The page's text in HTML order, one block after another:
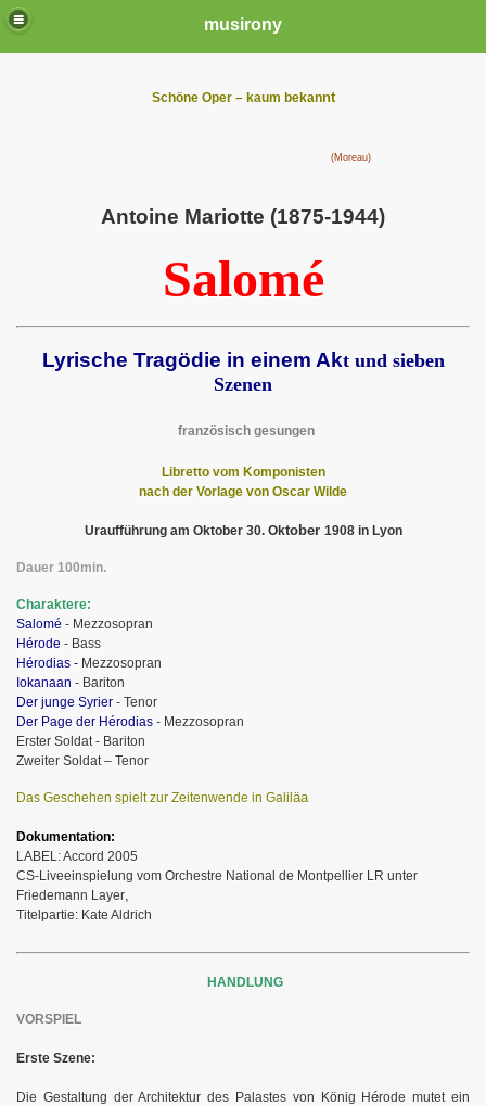
musirony
Schöne Oper – kaum bekannt
(Moreau)
Antoine Mariotte (1875-1944)
Salomé
Lyrische Tragödie in einem Akt und sieben
Szenen
französisch gesungen
Libretto vom Komponisten
nach der Vorlage von Oscar Wilde
Uraufführung am Oktober 30. Oktober 1908 in Lyon
Dauer 100min.
Charaktere:
Salomé - Mezzosopran
Hérode - Bass
Hérodias - Mezzosopran
Iokanaan - Bariton
Der junge Syrier - Tenor
Der Page der Hérodias - Mezzosopran
Erster Soldat - Bariton
Zweiter Soldat – Tenor
Das Geschehen spielt zur Zeitenwende in Galiläa
Dokumentation:
LABEL: Accord 2005
CS-Liveeinspielung vom Orchestre National de Montpellier LR unter
Friedemann Layer
Titelpartie: Kate Aldrich
HANDLUNG
VORSPIEL
Erste Szene:
Die Gestaltung der Architektur des Palastes von König Hérode mutet ein